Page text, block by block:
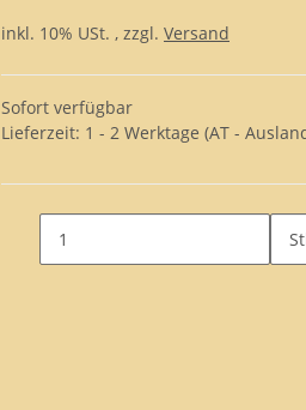
inkl. 10% USt. , zzgl. Versand
Sofort verfügbar
Lieferzeit: 1 - 2 Werktage (AT -